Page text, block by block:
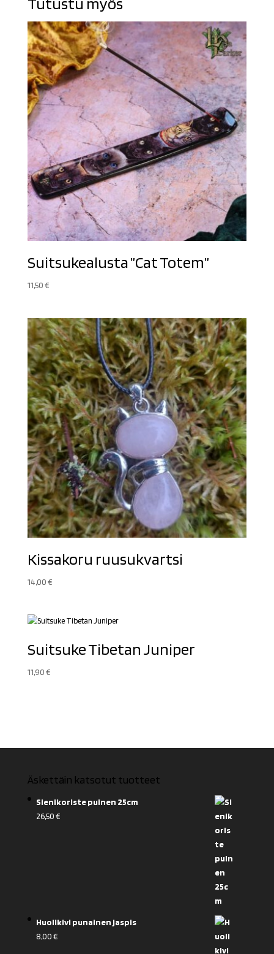
Suitsukealusta ”Cat Totem”
11,50€
Kissakoru ruusukvartsi
14,00€
Suitsuke Tibetan Juniper
11,90€
Äskettäin katsotut tuotteet
Sienikoriste puinen 25cm
26,50€
Huolikivi punainen jaspis
8,00€